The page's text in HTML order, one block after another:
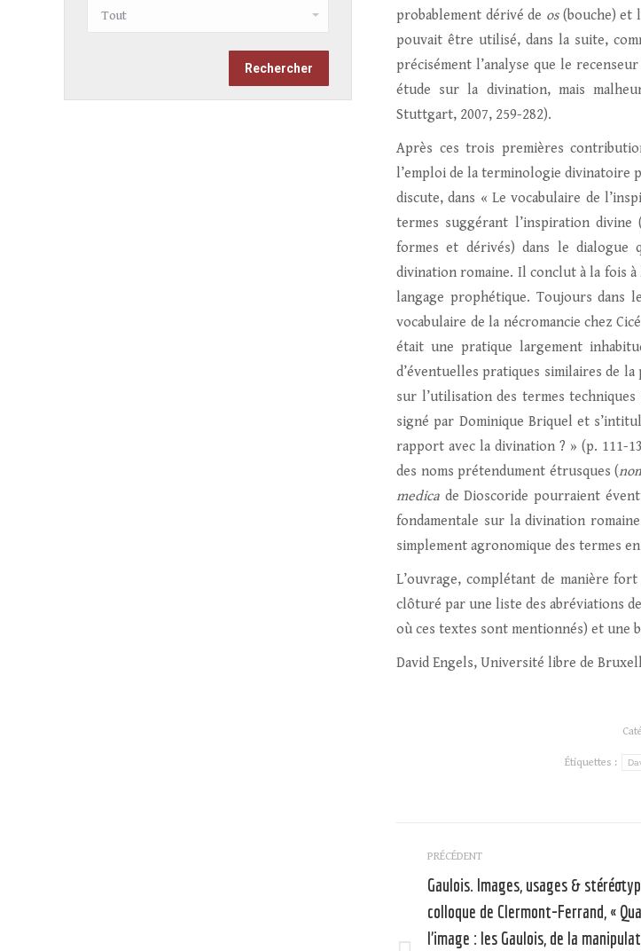
probablement dérivé de os(bouche) et
pouvait être utilisé, dans la suite,
précisément l’analyse que le
étude sur la divination, mais
Stuttgart, 2007, 259-282).
Après ces trois premières
l’emploi de la terminologie divinatoire
discute, dans « Le vocabulaire de
termes suggérant l’inspiration divine
formes et dérivés) dans le
divination romaine. Il conclut à la fois
langage prophétique. Toujours dans
vocabulaire de la nécromancie chez
était une pratique largement
d’éventuelles pratiques similaires de
sur l’utilisation des termes
signé par Dominique Briquel et
rapport avec la divination ? » (p. 111-
des noms prétendument étrusques (
medica de Dioscoride pourraient
fondamentale sur la divination
simplement agronomique des termes
L’ouvrage, complétant de manière
clôturé par une liste des abréviations
où ces textes sont mentionnés) et une
David Engels, Université libre de
Étiquettes :
Navigation
article
PRÉCÉDENT
Gaulois. Images, usages &
colloque de Clermont-Ferrand, «
l’image : les Gaulois, de la